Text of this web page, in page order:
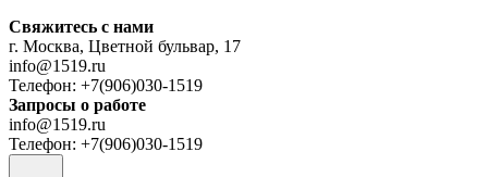
Свяжитесь с нами
г. Москва, Цветной бульвар, 17
info@1519.ru
Телефон: +7(906)030-1519
Запросы о работе
info@1519.ru
Телефон: +7(906)030-1519